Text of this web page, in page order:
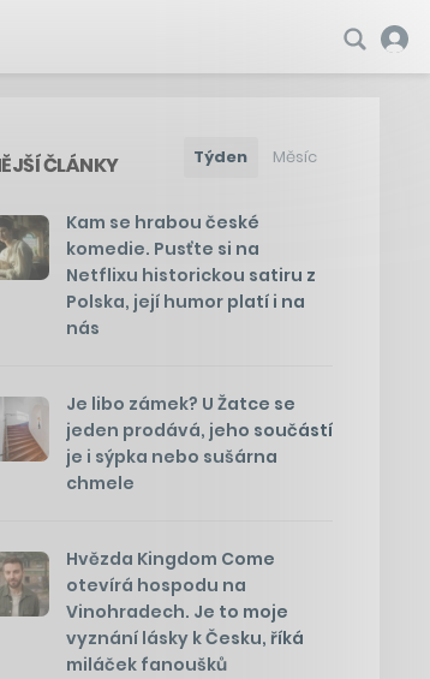
ČLÁNKY Týden Měsíc
Kam se hrabou české
komedie. Pusťte si na
Netflixu historickou satiru z
Polska, její humor platí i na
nás
Je libo zámek? U Žatce se
jeden prodává, jeho součástí
je i sýpka nebo sušárna
chmele
Hvězda Kingdom Come
otevírá hospodu na
Vinohradech. Je to moje
vyznání lásky k Česku, říká
miláček fanoušků